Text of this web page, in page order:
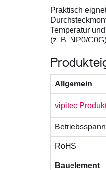
Praktisch
Temperatur
(z. B. NP0/
Allgemein
vipitec
RoHS
Bauelement